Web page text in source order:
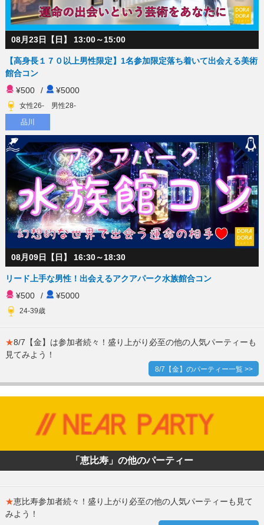
08月23日【日】 13:00～15:00
【高身長１７０以上男性限定】1名参加限定落ち着いて出会える美術
館合コン
¥500
/ ¥5000
女性26- 男性28-
品川
08月09日【日】 16:30～18:30
リード上手な男性！出会えるアクアパーク水族館合コン
¥500
/ ¥5000
24-39歳
★8/7【金】は参加者続々！盛り上がり必至の他の人気パーティーも
見てみよう！
8/7【金】のパーティー一覧 >>
「恵比寿」の他のパーティー
★恵比寿参加者続々！盛り上がり必至の他の人気パーティーも見て
みよう！